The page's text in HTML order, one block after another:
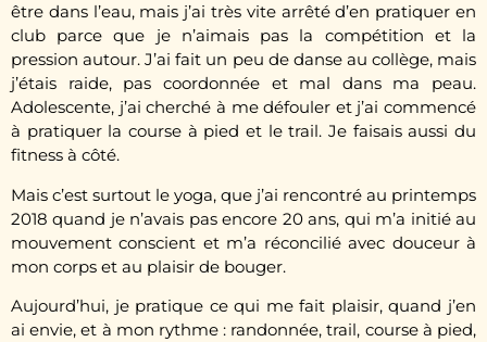
être dans l’eau, mais j’ai très vite arrêté d’en pratiquer en
club parce que je n’aimais pas la compétition et la
pression autour. J’ai fait un peu de danse au collège, mais
j’étais raide, pas coordonnée et mal dans ma peau.
Adolescente, j’ai cherché à me défouler et j’ai commencé
à pratiquer la course à pied et le trail. Je faisais aussi du
fitness à côté.
Mais c’est surtout le yoga, que j’ai rencontré au printemps
2018 quand je n’avais pas encore 20 ans, qui m’a initié au
mouvement conscient et m’a réconcilié avec douceur à
mon corps et au plaisir de bouger.
Aujourd’hui, je pratique ce qui me fait plaisir, quand j’en
ai envie, et à mon rythme : randonnée, trail, course à pied,